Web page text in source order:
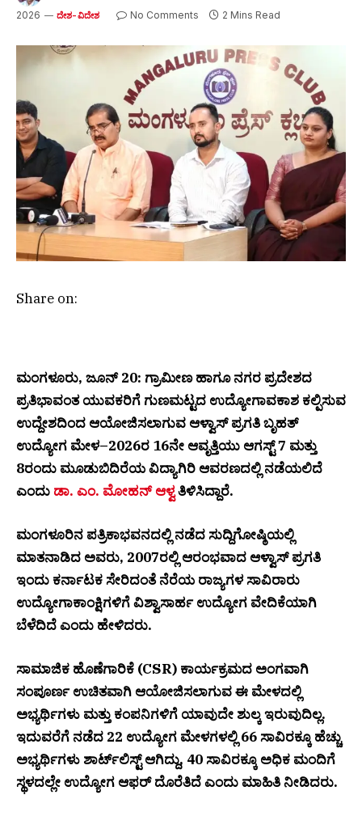
2026
ದೇಶ-ವಿದೇಶ No Comments 2 Mins Read
Share on:
ಮಂಗಳೂರು, ಜೂನ್ 20: ಗ್ರಾಮೀಣ ಹಾಗೂ ನಗರ ಪ್ರದೇಶದ
ಪ್ರತಿಭಾವಂತ ಯುವಕರಿಗೆ ಗುಣಮಟ್ಟದ ಉದ್ಯೋಗಾವಕಾಶ ಕಲ್ಪಿಸುವ
ಉದ್ದೇಶದಿಂದ ಆಯೋಜಿಸಲಾಗುವ ಆಳ್ವಾಸ್ ಪ್ರಗತಿ ಬೃಹತ್
ಉದ್ಯೋಗ ಮೇಳ–2026ರ 16ನೇ ಆವೃತ್ತಿಯು ಆಗಸ್ಟ್ 7 ಮತ್ತು
8ರಂದು ಮೂಡುಬಿದಿರೆಯ ವಿದ್ಯಾಗಿರಿ ಆವರಣದಲ್ಲಿ ನಡೆಯಲಿದೆ
ಎಂದು ಡಾ. ಎಂ. ಮೋಹನ್ ಆಳ್ವತಿಳಿಸಿದ್ದಾರೆ.
ಮಂಗಳೂರಿನ ಪತ್ರಿಕಾಭವನದಲ್ಲಿ ನಡೆದ ಸುದ್ದಿಗೋಷ್ಠಿಯಲ್ಲಿ
ಮಾತನಾಡಿದ ಅವರು, 2007ರಲ್ಲಿ ಆರಂಭವಾದ ಆಳ್ವಾಸ್ ಪ್ರಗತಿ
ಇಂದು ಕರ್ನಾಟಕ ಸೇರಿದಂತೆ ನೆರೆಯ ರಾಜ್ಯಗಳ ಸಾವಿರಾರು
ಉದ್ಯೋಗಾಕಾಂಕ್ಷಿಗಳಿಗೆ ವಿಶ್ವಾಸಾರ್ಹ ಉದ್ಯೋಗ ವೇದಿಕೆಯಾಗಿ
ಬೆಳೆದಿದೆ ಎಂದು ಹೇಳಿದರು.
ಸಾಮಾಜಿಕ ಹೊಣೆಗಾರಿಕೆ (CSR) ಕಾರ್ಯಕ್ರಮದ ಅಂಗವಾಗಿ
ಸಂಪೂರ್ಣ ಉಚಿತವಾಗಿ ಆಯೋಜಿಸಲಾಗುವ ಈ ಮೇಳದಲ್ಲಿ
ಅಭ್ಯರ್ಥಿಗಳು ಮತ್ತು ಕಂಪನಿಗಳಿಗೆ ಯಾವುದೇ ಶುಲ್ಕ ಇರುವುದಿಲ್ಲ.
ಇದುವರೆಗೆ ನಡೆದ 22 ಉದ್ಯೋಗ ಮೇಳಗಳಲ್ಲಿ 66 ಸಾವಿರಕ್ಕೂ ಹೆಚ್ಚು
ಅಭ್ಯರ್ಥಿಗಳು ಶಾರ್ಟ್‌ಲಿಸ್ಟ್ ಆಗಿದ್ದು, 40 ಸಾವಿರಕ್ಕೂ ಅಧಿಕ ಮಂದಿಗೆ
ಸ್ಥಳದಲ್ಲೇ ಉದ್ಯೋಗ ಆಫರ್ ದೊರೆತಿದೆ ಎಂದು ಮಾಹಿತಿ ನೀಡಿದರು.